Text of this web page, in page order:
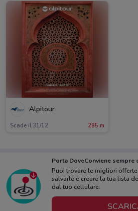
Alpitour
Scade il 31/12 285 m
Porta DoveConviene sempre
Puoi trovare le migliori
salvarle e creare la tua lista
dal tuo cellulare.